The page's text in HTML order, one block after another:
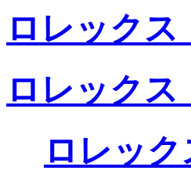
ロレックス
ロレックス
ロレッ